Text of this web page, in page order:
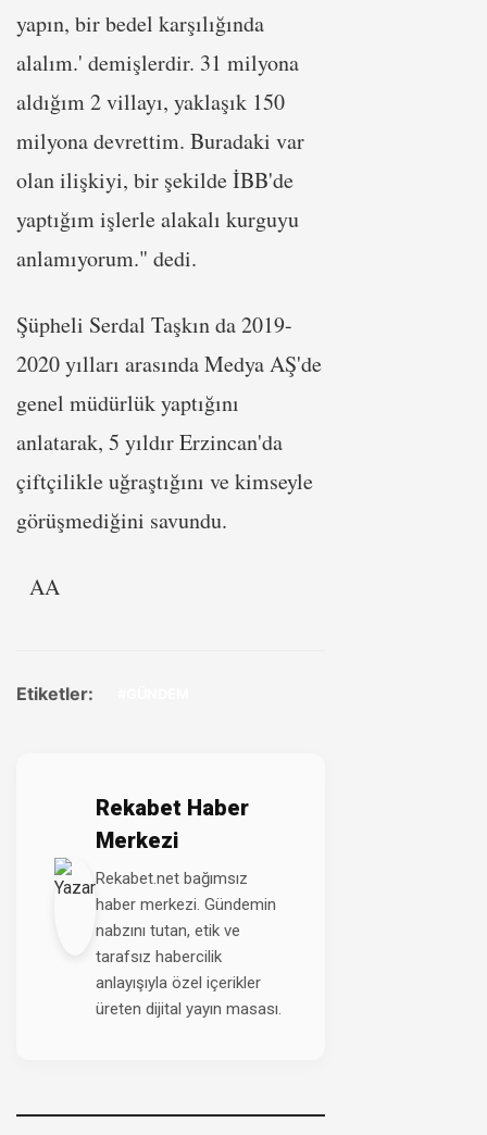
yapın, bir bedel karşılığında
alalım.' demişlerdir. 31 milyona
aldığım 2 villayı, yaklaşık 150
milyona devrettim. Buradaki var
olan ilişkiyi, bir şekilde İBB'de
yaptığım işlerle alakalı kurguyu
anlamıyorum." dedi.
Şüpheli Serdal Taşkın da 2019-
2020 yılları arasında Medya AŞ'de
genel müdürlük yaptığını
anlatarak, 5 yıldır Erzincan'da
çiftçilikle uğraştığını ve kimseyle
görüşmediğini savundu.
AA
Etiketler:
Rekabet Haber
Merkezi
Rekabet.net bağımsız
haber merkezi. Gündemin
nabzını tutan, etik ve
tarafsız habercilik
anlayışıyla özel içerikler
üreten dijital yayın masası.